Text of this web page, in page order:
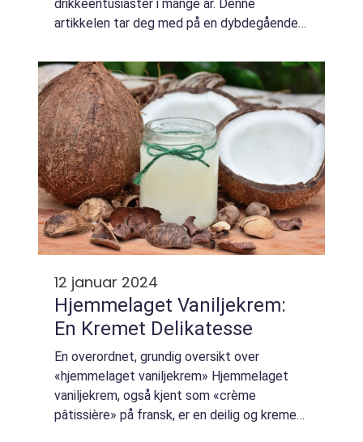
drikkeentusiaster i mange år. Denne
artikkelen tar deg med på en dybdegående
brownies» fra hva det er og de forskjellige...
12 januar 2024
Hjemmelaget Vaniljekrem:
En Kremet Delikatesse
En overordnet, grundig oversikt over
«hjemmelaget vaniljekrem» Hjemmelaget
vaniljekrem, også kjent som «crème
pâtissière» på fransk, er en deilig og kremet